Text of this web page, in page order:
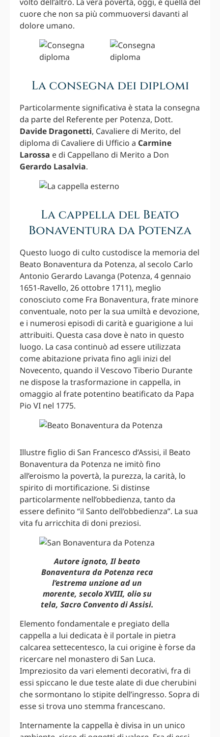
cuore che non sa più commuoversi davanti al
dolore umano.
La consegna dei diplomi
Particolarmente significativa è stata la consegna
da parte del Referente per Potenza, Dott.
Davide Dragonetti, Cavaliere di Merito, del
diploma di Cavaliere di Ufficio a Carmine
Larossa e di Cappellano di Merito a Don
Gerardo Lasalvia.
La cappella del Beato
Bonaventura da Potenza
Questo luogo di culto custodisce la memoria del
Beato Bonaventura da Potenza, al secolo Carlo
Antonio Gerardo Lavanga (Potenza, 4 gennaio
1651-Ravello, 26 ottobre 1711), meglio
conosciuto come Fra Bonaventura, frate minore
conventuale, noto per la sua umiltà e devozione,
e i numerosi episodi di carità e guarigione a lui
attribuiti. Questa casa dove è nato in questo
luogo. La casa continuò ad essere utilizzata
come abitazione privata fino agli inizi del
Novecento, quando il Vescovo Tiberio Durante
ne dispose la trasformazione in cappella, in
omaggio al frate potentino beatificato da Papa
Pio VI nel 1775.
Illustre figlio di San Francesco d’Assisi, il Beato
Bonaventura da Potenza ne imitò fino
all’eroismo la povertà, la purezza, la carità, lo
spirito di mortificazione. Si distinse
particolarmente nell’obbedienza, tanto da
essere definito “il Santo dell’obbedienza”. La sua
vita fu arricchita di doni preziosi.
Autore ignoto, Il beato
Bonaventura da Potenza reca
l’estrema unzione ad un
morente, secolo XVIII, olio su
tela, Sacro Convento di Assisi.
Elemento fondamentale e pregiato della
cappella a lui dedicata è il portale in pietra
calcarea settecentesco, la cui origine è forse da
ricercare nel monastero di San Luca.
Impreziosito da vari elementi decorativi, fra di
essi spiccano le due teste alate di due cherubini
che sormontano lo stipite dell’ingresso. Sopra di
esse si trova uno stemma francescano.
Internamente la cappella è divisa in un unico